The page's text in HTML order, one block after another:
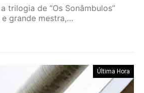
trilogia de “Os Sonâmbulos”
grande mestra,…
Última Hora